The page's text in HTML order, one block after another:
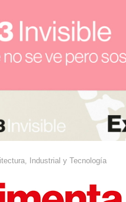
Industrial y Tecnología